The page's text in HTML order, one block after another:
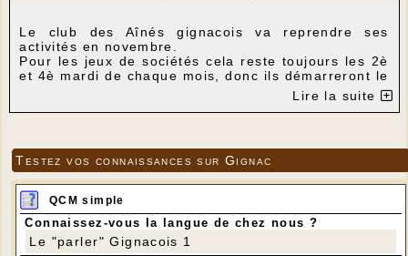
Le club des Aînés gignacois va reprendre ses
activités en novembre.
Pour les jeux de sociétés cela reste toujours les 2è
et 4è mardi de chaque mois, donc ils démarreront le
mardi 14 novembre à 14 heures à la salle des
Fantaisistes (rires, sketchs, chansons, imitations)
Prix du repas pour les adhérents 24,00 €, pour les
non adhérents : 34,00 €.
Retenez bien cette date pour passer une bonne
journée.
Lire la suite
Testez vos connaissances sur Gignac
QCM simple
Connaissez-vous la langue de chez nous ?
Le "parler" Gignacois 1